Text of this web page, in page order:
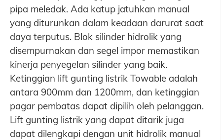
pipa meledak. Ada katup jatuhkan manual
yang diturunkan dalam keadaan darurat saat
daya terputus. Blok silinder hidrolik yang
disempurnakan dan segel impor memastikan
kinerja penyegelan silinder yang baik.
Ketinggian lift gunting listrik Towable adalah
antara 900mm dan 1200mm, dan ketinggian
pagar pembatas dapat dipilih oleh pelanggan.
Lift gunting listrik yang dapat ditarik juga
dapat dilengkapi dengan unit hidrolik manual